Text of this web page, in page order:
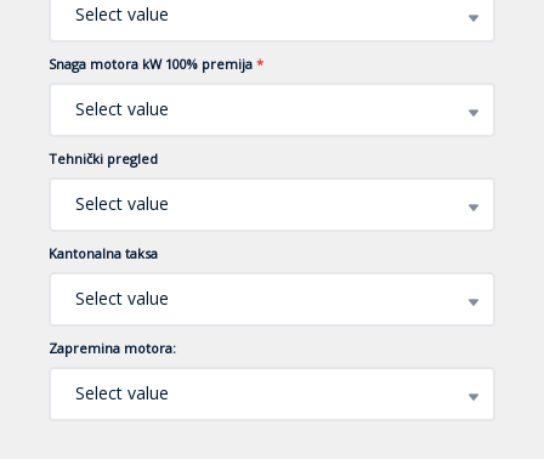
Select value
Snaga motora kW 100% premija *
Select value
Tehnički pregled
Select value
Kantonalna taksa
Select value
Zapremina motora:
Select value